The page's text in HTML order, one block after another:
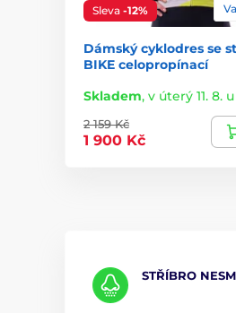
Sleva -12%
Dámský cyklodres se
BIKE celopropínací
Skladem, v úterý 11. 8.
2 159 Kč
1 900 Kč
STŘÍBRO